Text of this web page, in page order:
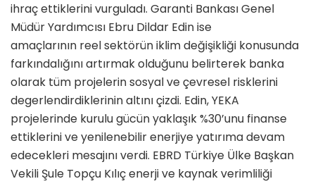
ihraç ettiklerini vurguladı. Garanti Bankası Genel
Müdür Yardımcısı Ebru Dildar Edin ise
amaçlarının reel sektörün iklim değişikliği konusunda
farkındalığını artırmak olduğunu belirterek banka
olarak tüm projelerin sosyal ve çevresel risklerini
degerlendirdiklerinin altını çizdi. Edin, YEKA
projelerinde kurulu gücün yaklaşık %30’unu finanse
ettiklerini ve yenilenebilir enerjiye yatırıma devam
edecekleri mesajını verdi. EBRD Türkiye Ülke Başkan
Vekili Şule Topçu Kılıç enerji ve kaynak verimliliği